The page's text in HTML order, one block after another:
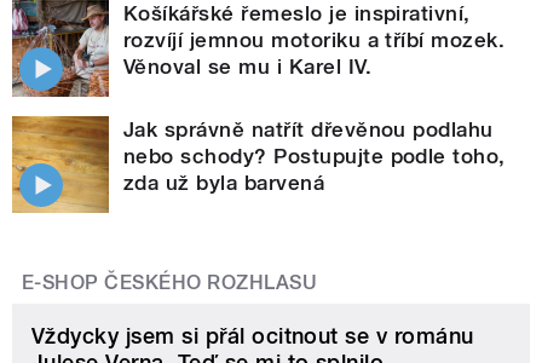
Košíkářské řemeslo je inspirativní,
rozvíjí jemnou motoriku a tříbí mozek.
Věnoval se mu i Karel IV.
Jak správně natřít dřevěnou podlahu
nebo schody? Postupujte podle toho,
zda už byla barvená
E-SHOP ČESKÉHO ROZHLASU
Vždycky jsem si přál ocitnout se v románu